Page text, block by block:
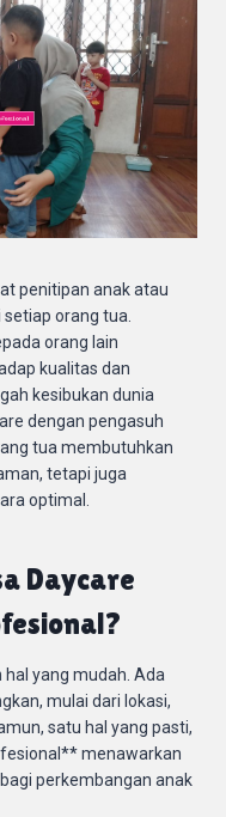
penitipan anak atau
orang tua.
orang lain
kualitas dan
kesibukan dunia
dengan pengasuh
tua membutuhkan
tetapi juga
optimal.
Daycare
yang mudah. Ada
mulai dari lokasi,
satu hal yang pasti,
menawarkan
perkembangan anak